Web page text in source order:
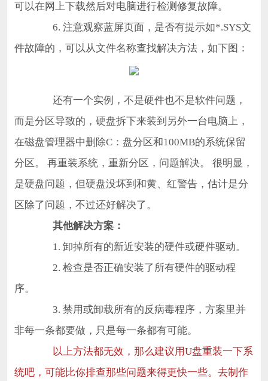
可以在网上下载然后对电脑进行检测修复故障。
6. 注意观察蓝屏页面，是否有提示如*.SYS文
件故障的，可以从文件名称查找解决方法，如下图：
还有一个实例，不是硬件也不是软件问题，
而是分区导致的，硬盘拆下来装到另外一台电脑上，
在磁盘管理器中删除C：盘分区和100MB的系统保留
分区。 再重装系统，重新分区，问题解决。 很明显，
是硬盘问题，但硬盘没坏到和黄、红警告，估计是分
区除了问题，不过还好解决了。
其他解决方案：
1. 卸掉所有的新近安装的硬件或硬件驱动。
2. 检查是否正确安装了所有硬件的驱动程
序。
3. 禁用或卸载所有的反病毒程序，方案里并
非每一条都要做，只是每一条都有可能。
以上方法都无效，那么建议用U盘重装一下系
统吧，可能比你排查那些问题来得更快一些。去制作